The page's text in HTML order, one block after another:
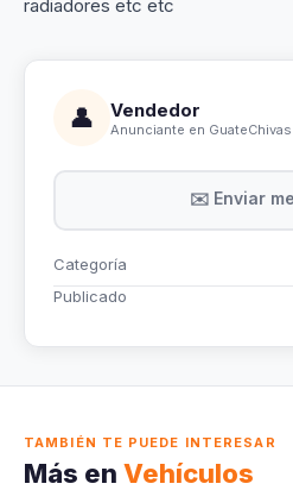
radiadores etc etc
👤 Vendedor
Anunciante en GuateChivas
✉️ Enviar
Categoría
Publicado
TAMBIÉN TE PUEDE INTERESAR
Más en Vehículos